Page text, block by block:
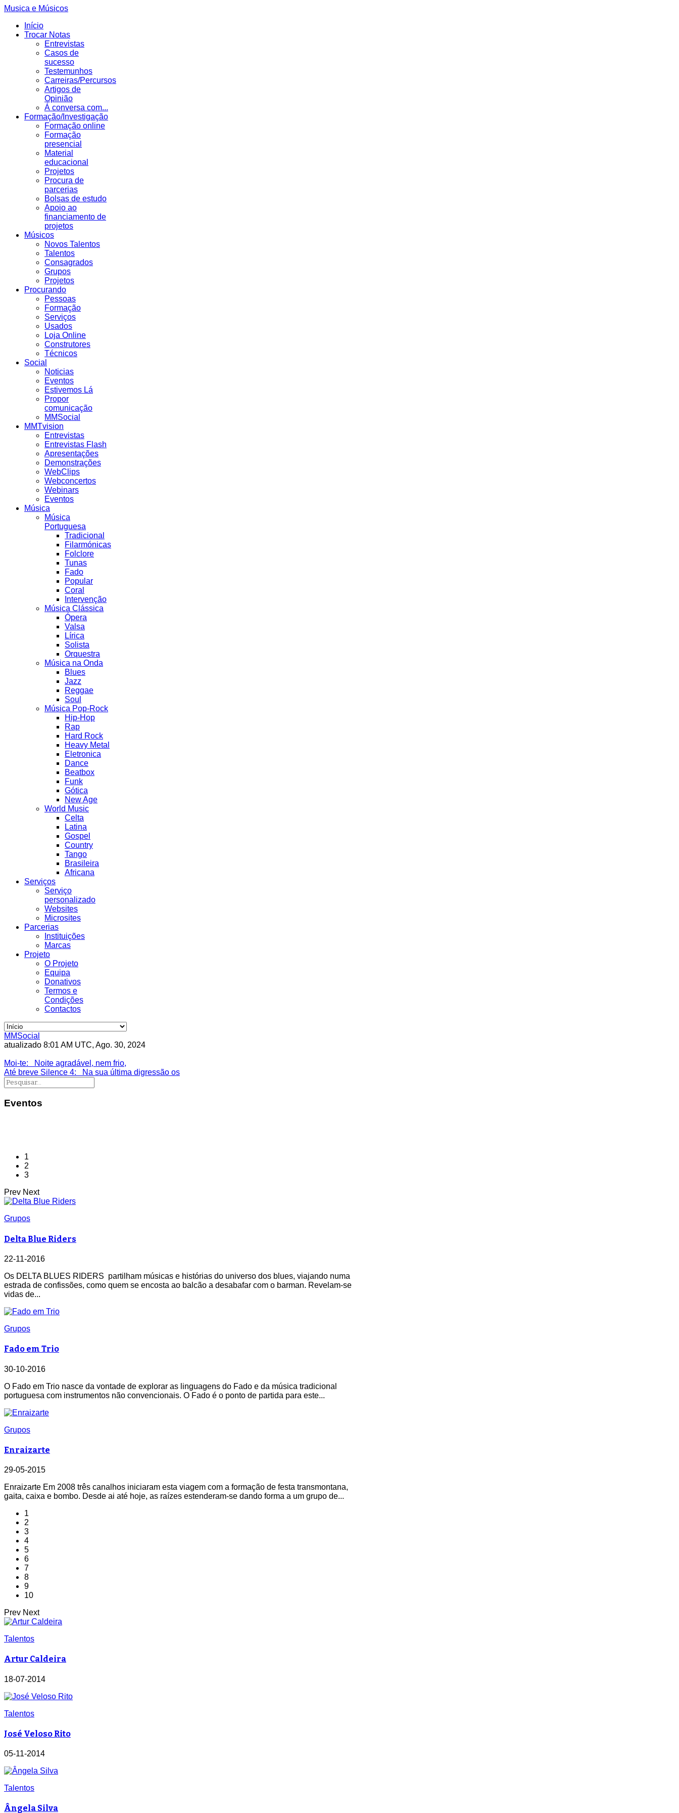
Musica e Músicos
Início
Trocar Notas
Entrevistas
Casos de
sucesso
Testemunhos
Carreiras/Percursos
Artigos de
Opinião
Á conversa com...
Formação/Investigação
Formação online
Formação
presencial
Material
educacional
Projetos
Procura de
parcerias
Bolsas de estudo
Apoio ao
financiamento de
projetos
Músicos
Novos Talentos
Talentos
Consagrados
Grupos
Projetos
Procurando
Pessoas
Formação
Serviços
Usados
Loja Online
Construtores
Técnicos
Social
Noticias
Eventos
Estivemos Lá
Propor
comunicação
MMSocial
MMTvision
Entrevistas
Entrevistas Flash
Apresentações
Demonstrações
WebClips
Webconcertos
Webinars
Eventos
Música
Música
Portuguesa
Tradicional
Filarmónicas
Folclore
Tunas
Fado
Popular
Coral
Intervenção
Música Clássica
Ópera
Valsa
Lírica
Solista
Orquestra
Música na Onda
Blues
Jazz
Reggae
Soul
Música Pop-Rock
Hip-Hop
Rap
Hard Rock
Heavy Metal
Eletronica
Dance
Beatbox
Funk
Gótica
New Age
World Music
Celta
Latina
Gospel
Country
Tango
Brasileira
Africana
Serviços
Serviço
personalizado
Websites
Microsites
Parcerias
Instituições
Marcas
Projeto
O Projeto
Equipa
Donativos
Termos e
Condições
Contactos
MMSocial
atualizado 8:01 AM UTC, Ago. 30, 2024
Moi-te: Noite agradável, nem frio,
Até breve Silence 4: Na sua última digressão os
Eventos
1
2
3
Prev Next
Grupos
Delta Blue Riders
22-11-2016
Os DELTA BLUES RIDERS partilham músicas e histórias do universo dos blues, viajando numa
estrada de confissões, como quem se encosta ao balcão a desabafar com o barman. Revelam-se
vidas de...
Grupos
Fado em Trio
30-10-2016
O Fado em Trio nasce da vontade de explorar as linguagens do Fado e da música tradicional
portuguesa com instrumentos não convencionais. O Fado é o ponto de partida para este...
Grupos
Enraizarte
29-05-2015
Enraizarte Em 2008 três canalhos iniciaram esta viagem com a formação de festa transmontana,
gaita, caixa e bombo. Desde ai até hoje, as raízes estenderam-se dando forma a um grupo de...
1
2
3
4
5
6
7
8
9
10
Prev Next
Talentos
Artur Caldeira
18-07-2014
Talentos
José Veloso Rito
05-11-2014
Talentos
Ângela Silva